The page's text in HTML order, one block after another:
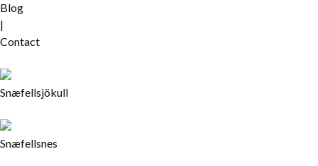
Blog
|
Contact
Snæfellsjökull
Snæfellsnes